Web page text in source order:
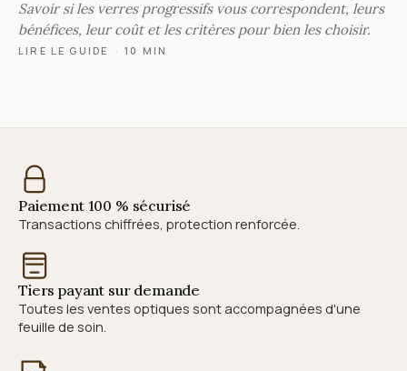
Savoir si les verres progressifs vous correspondent, leurs
bénéfices, leur coût et les critères pour bien les choisir.
LIRE LE GUIDE · 10 MIN
Paiement 100 % sécurisé
Transactions chiffrées, protection renforcée.
Tiers payant sur demande
Toutes les ventes optiques sont accompagnées d'une
feuille de soin.